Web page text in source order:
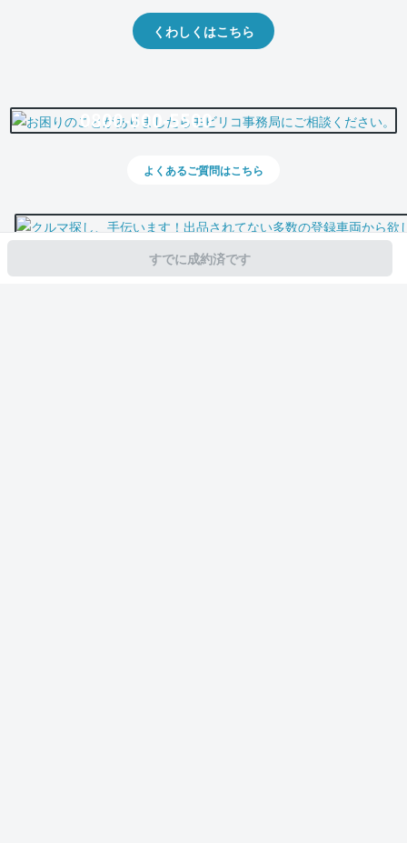
すでに成約済です
くわしくはこちら
0800-500-5500
よくあるご質問はこちら